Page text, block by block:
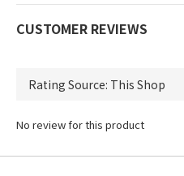
CUSTOMER REVIEWS
No review for this product